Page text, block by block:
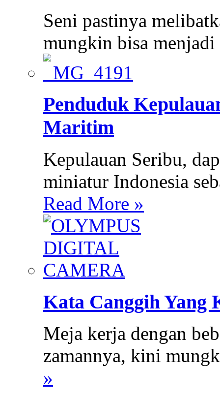
Seni pastinya
mungkin bisa
Penduduk
Maritim
Kepulauan Seribu,
miniatur Indonesia
Read More »
Kata Canggih Yang
Meja kerja dengan
zamannya, kini
»